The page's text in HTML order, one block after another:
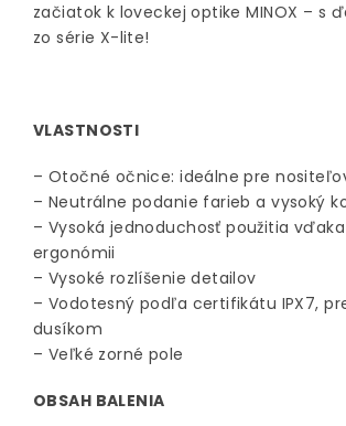
začiatok k loveckej optike MINOX – s
zo série X-lite!
VLASTNOSTI
– Otočné očnice: ideálne pre
– Neutrálne podanie farieb a vysoký
– Vysoká jednoduchosť použitia
ergonómii
– Vysoké rozlíšenie detailov
– Vodotesný podľa certifikátu IPX7,
dusíkom
– Veľké zorné pole
OBSAH BALENIA